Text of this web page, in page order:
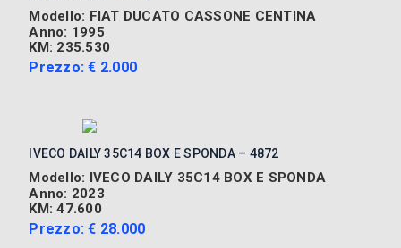
Modello: FIAT DUCATO CASSONE CENTINA
Anno: 1995
KM: 235.530
Prezzo: € 2.000
IVECO DAILY 35C14 BOX E SPONDA – 4872
Modello: IVECO DAILY 35C14 BOX E SPONDA
Anno: 2023
KM: 47.600
Prezzo: € 28.000